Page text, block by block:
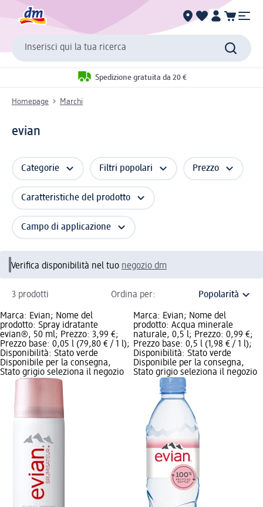
Inserisci qui la tua ricerca
Spedizione gratuita da 20 €
Homepage Marchi
evian
Categorie Filtri popolari Prezzo
Caratteristiche del prodotto
Campo di applicazione
Verifica disponibilità nel tuo negozio dm
3 prodotti Ordina per:
Marca: Evian; Nome del
prodotto: Spray idratante
evian®, 50 ml; Prezzo: 3,99 €;
Prezzo base: 0,05 l (79,80 € / 1 l);
Disponibilità: Stato verde
Disponibile per la consegna,
Stato grigio seleziona il negozio
Marca: Evian; Nome del
prodotto: Acqua minerale
naturale, 0,5 l; Prezzo: 0,99 €;
Prezzo base: 0,5 l (1,98 € / 1 l);
Disponibilità: Stato verde
Disponibile per la consegna,
Stato grigio seleziona il negozio